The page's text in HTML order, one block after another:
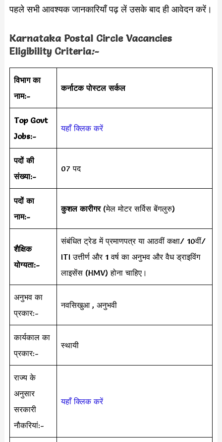
पहले सभी आवश्यक जानकारियाँ पढ़ लें उसके बाद ही आवेदन करें।
Karnataka Postal Circle Vacancies
Eligibility Criteria:-
विभाग का
नाम:-
कर्नाटक पोस्टल सर्कल
Top Govt
Jobs:-
यहाँ क्लिक करें
पदों की
संख्या:-
07 पद
पदों का
नाम:-
कुशल कारीगर (मेल मोटर सर्विस बेंगलुरु)
शैक्षिक
योग्यता:-
संबंधित ट्रेड में प्रमाणपत्र या आठवीं कक्षा/ 10वीं/
ITI उत्तीर्ण और 1 वर्ष का अनुभव और वैध ड्राइविंग
लाइसेंस (HMV) होना चाहिए।
अनुभव का
प्रकार:-
नवसिखुआ , अनुभवी
कार्यकाल का
प्रकार:-
स्थायी
राज्य के
अनुसार
सरकारी
नौकरियां:-
यहाँ क्लिक करें